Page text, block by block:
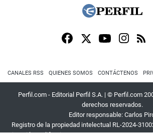
CANALES RSS QUIENES SOMOS CONTÁCTENOS
Perfil.com - Editorial Perfil S.A. | © Perfil.com
derechos reservados.
Editor responsable: Carlos
Registro de la propiedad intelectual RL-2024-
Dirección:California 2715,C1289ABI,CABA,